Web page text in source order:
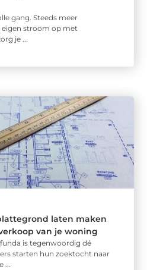
gang. Steeds meer
eigen stroom op met
je ...
laten maken
van je woning
is tegenwoordig dé
starten hun zoektocht naar
...